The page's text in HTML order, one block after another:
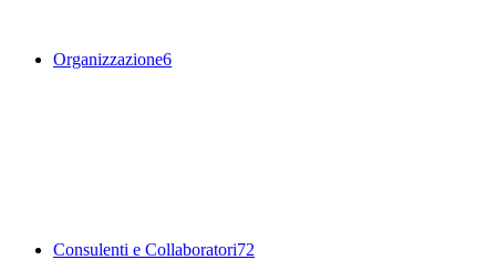
Organizzazione6
Consulenti e Collaboratori72